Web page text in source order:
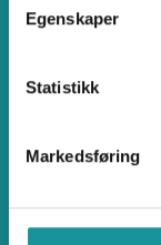
Egenskaper
Statistikk
Markedsføring